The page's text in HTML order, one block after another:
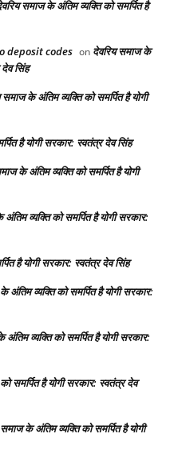
समाज के अंतिम व्यक्ति को समर्पित है
deposit codes on देवरिय समाज के
सिंह
समाज के अंतिम व्यक्ति को समर्पित है योगी
है योगी सरकार: स्वतंत्र देव सिंह
के अंतिम व्यक्ति को समर्पित है योगी
व्यक्ति को समर्पित है योगी सरकार:
है योगी सरकार: स्वतंत्र देव सिंह
अंतिम व्यक्ति को समर्पित है योगी सरकार:
व्यक्ति को समर्पित है योगी सरकार:
समर्पित है योगी सरकार: स्वतंत्र देव
के अंतिम व्यक्ति को समर्पित है योगी